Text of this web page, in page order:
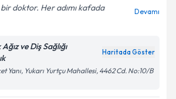
doktor. Her adımı kafada
Devamı
ve Diş Sağlığı
Haritada Göster
Yanı, Yukarı Yurtçu Mahallesi, 4462 Cd. No:10/B